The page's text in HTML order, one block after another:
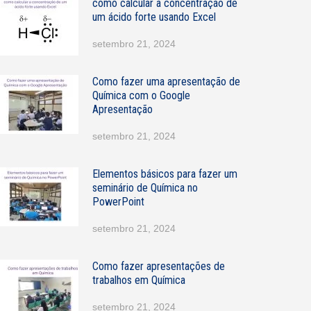
como calcular a concentração de
um ácido forte usando Excel
setembro 21, 2024
Como fazer uma apresentação de
Química com o Google
Apresentação
setembro 21, 2024
Elementos básicos para fazer um
seminário de Química no
PowerPoint
setembro 21, 2024
Como fazer apresentações de
trabalhos em Química
setembro 21, 2024